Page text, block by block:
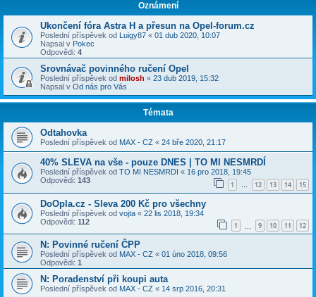
Oznámení
Ukončení fóra Astra H a přesun na Opel-forum.cz
Poslední příspěvek od Luigy87 « 01 dub 2020, 10:07
Napsal v Pokec
Odpovědi: 4
Srovnávač povinného ručení Opel
Poslední příspěvek od milosh « 23 dub 2019, 15:32
Napsal v Od nás pro Vás
Témata
Odtahovka
Poslední příspěvek od MAX - CZ « 24 bře 2020, 21:17
40% SLEVA na vše - pouze DNES | TO MI NESMRDÍ
Poslední příspěvek od TO MI NESMRDI « 16 pro 2018, 19:45
Odpovědi: 143 1 … 12 13 14 15
DoOpla.cz - Sleva 200 Kč pro všechny
Poslední příspěvek od vojta « 22 lis 2018, 19:34
Odpovědi: 112 1 9 10 11 12
N: Povinné ručení ČPP
Poslední příspěvek od MAX - CZ « 01 úno 2018, 09:56
Odpovědi: 1
N: Poradenství při koupi auta
Poslední příspěvek od MAX - CZ « 14 srp 2016, 20:31